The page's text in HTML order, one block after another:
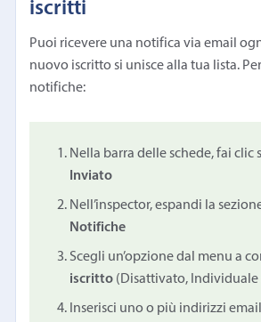
iscritti
Puoi ricevere una notifica via email
nuovo iscritto si unisce alla tua lista.
notifiche:
Nella barra delle schede, fai clic
Inviato
Nell’inspector, espandi la
Notifiche
Scegli un’opzione dal menu a
iscritto (Disattivato, Individuale
Inserisci uno o più indirizzi email